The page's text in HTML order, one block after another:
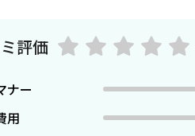
評価
ナー
用